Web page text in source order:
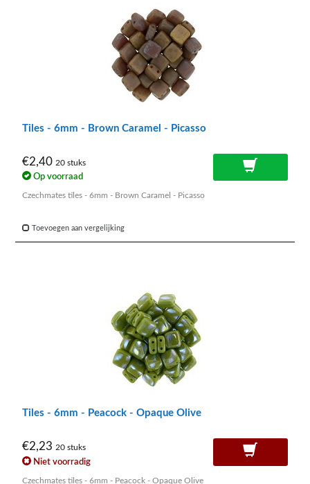
Tiles - 6mm - Brown Caramel - Picasso
€2,40 20 stuks
Op voorraad
Czechmates tiles - 6mm - Brown Caramel - Picasso
Toevoegen aan vergelijking
Tiles - 6mm - Peacock - Opaque Olive
€2,23 20 stuks
Niet voorradig
Czechmates tiles - 6mm - Peacock - Opaque Olive